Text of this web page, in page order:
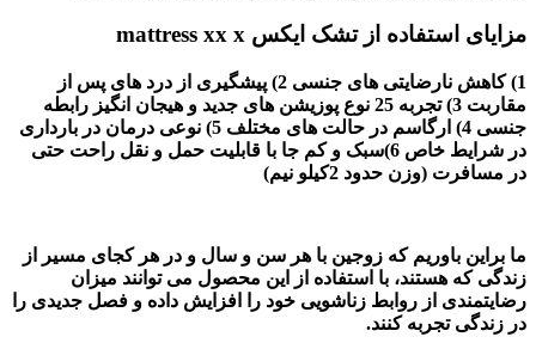
مزایای استفاده از تشک ایکس mattress xx x
1) کاهش نارضایتی های جنسی 2) پیشگیری از درد های پس از
مقاربت 3) تجربه 25 نوع پوزیشن های جدید و هیجان انگیز رابطه
جنسی 4) ارگاسم در حالت های مختلف 5) نوعی درمان در بارداری
در شرایط خاص 6)سبک و کم جا با قابلیت حمل و نقل راحت حتی
در مسافرت (وزن حدود 2کیلو نیم)
ما براین باوریم که زوجین با هر سن و سال و در هر کجای مسیر از
زندگی که هستند، با استفاده از این محصول می توانند میزان
رضایتمندی از روابط زناشویی خود را افزایش داده و فصل جدیدی را
در زندگی تجربه کنند.